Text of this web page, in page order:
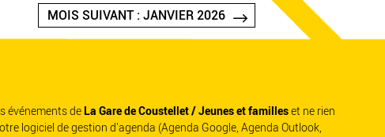
MOIS SUIVANT : JANVIER 2026
événements de La Gare de Coustellet / Jeunes et familleset ne rien
logiciel de gestion d'agenda (Agenda Google, Agenda Outlook,